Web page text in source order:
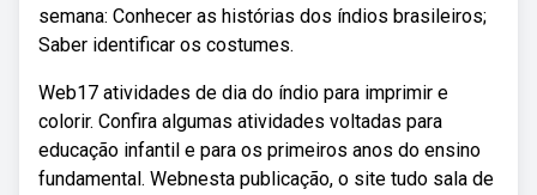
semana: Conhecer as histórias dos índios brasileiros;
Saber identificar os costumes.
Web17 atividades de dia do índio para imprimir e
colorir. Confira algumas atividades voltadas para
educação infantil e para os primeiros anos do ensino
fundamental. Webnesta publicação, o site tudo sala de